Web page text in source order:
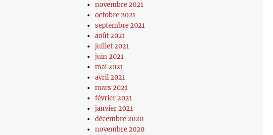
novembre 2021
octobre 2021
septembre 2021
août 2021
juillet 2021
juin 2021
mai 2021
avril 2021
mars 2021
février 2021
janvier 2021
décembre 2020
novembre 2020